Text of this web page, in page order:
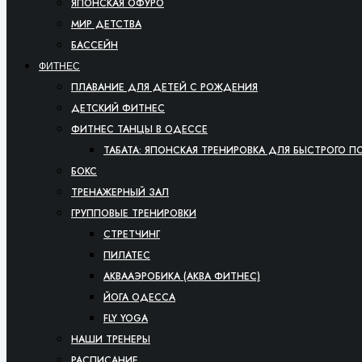
ЯПОНСКАЯ ОФУРО
МИР ДЕТСТВА
БАССЕЙН
ФИТНЕС
ПЛАВАНИЕ ДЛЯ ДЕТЕЙ С РОЖДЕНИЯ
ДЕТСКИЙ ФИТНЕС
ФИТНЕС ТАНЦЫ В ОДЕССЕ
ТАБАТА: ЯПОНСКАЯ ТРЕНИРОВКА ДЛЯ БЫСТРОГО
БОКС
ТРЕНАЖЕРНЫЙ ЗАЛ
ГРУППОВЫЕ ТРЕНИРОВКИ
СТРЕТЧИНГ
ПИЛАТЕС
АКВААЭРОБИКА (АКВА ФИТНЕС)
ЙОГА ОДЕССА
FLY YOGA
НАШИ ТРЕНЕРЫ